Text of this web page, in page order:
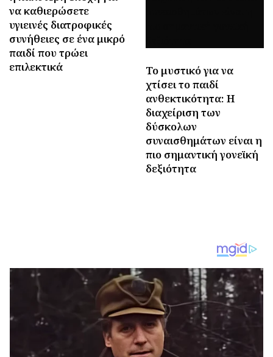
να καθιερώσετε
υγιεινές διατροφικές
συνήθειες σε ένα μικρό
παιδί που τρώει
επιλεκτικά
Το μυστικό για να
χτίσει το παιδί
ανθεκτικότητα: Η
διαχείριση των
δύσκολων
συναισθημάτων είναι η
πιο σημαντική γονεϊκή
δεξιότητα